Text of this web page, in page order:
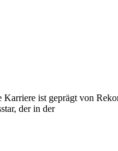
ist geprägt von
der in der